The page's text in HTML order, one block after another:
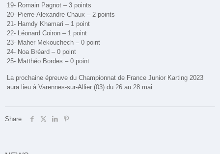
19- Romain Pagnot – 3 points
20- Pierre-Alexandre Chaux – 2 points
21- Hamdy Khamari – 1 point
22- Léonard Coiron – 1 point
23- Maher Mekouchech – 0 point
24- Noa Bréard – 0 point
25- Matthéo Bordes – 0 point
La prochaine épreuve du Championnat de France Junior Karting 2023
aura lieu à Varennes-sur-Allier (03) du 26 au 28 mai.
Share